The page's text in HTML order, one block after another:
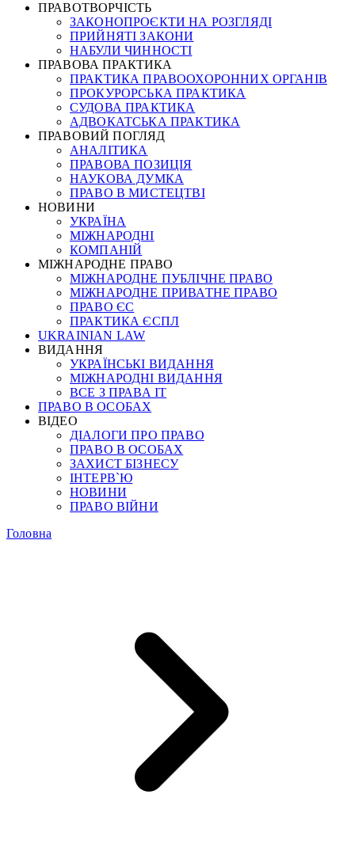
ПРАВОТВОРЧІСТЬ
ЗАКОНОПРОЄКТИ НА РОЗГЛЯДІ
ПРИЙНЯТІ ЗАКОНИ
НАБУЛИ ЧИННОСТІ
ПРАВОВА ПРАКТИКА
ПРАКТИКА ПРАВООХОРОННИХ ОРГАНІВ
ПРОКУРОРСЬКА ПРАКТИКА
СУДОВА ПРАКТИКА
АДВОКАТСЬКА ПРАКТИКА
ПРАВОВИЙ ПОГЛЯД
АНАЛІТИКА
ПРАВОВА ПОЗИЦІЯ
НАУКОВА ДУМКА
ПРАВО В МИСТЕЦТВІ
НОВИНИ
УКРАЇНА
МІЖНАРОДНІ
КОМПАНІЙ
МІЖНАРОДНЕ ПРАВО
МІЖНАРОДНЕ ПУБЛІЧНЕ ПРАВО
МІЖНАРОДНЕ ПРИВАТНЕ ПРАВО
ПРАВО ЄС
ПРАКТИКА ЄСПЛ
UKRAINIAN LAW
ВИДАННЯ
УКРАЇНСЬКІ ВИДАННЯ
МІЖНАРОДНІ ВИДАННЯ
ВСЕ З ПРАВА ІТ
ПРАВО В ОСОБАХ
ВІДЕО
ДІАЛОГИ ПРО ПРАВО
ПРАВО В ОСОБАХ
ЗАХИСТ БІЗНЕСУ
ІНТЕРВ`Ю
НОВИНИ
ПРАВО ВІЙНИ
Головна